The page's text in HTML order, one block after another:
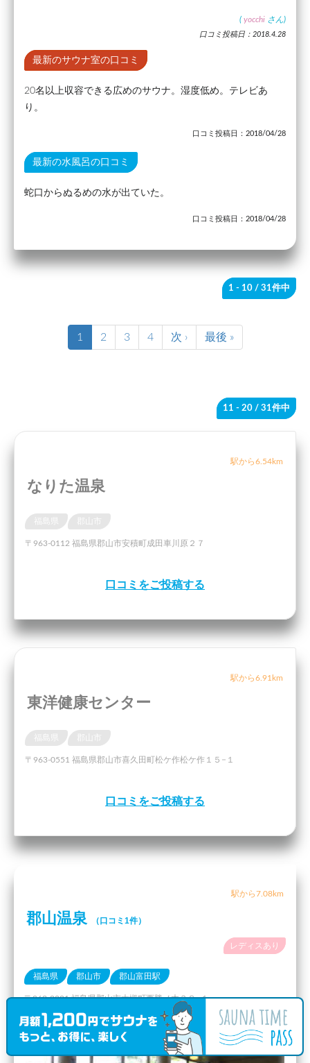
( yocchi さん)
口コミ投稿日：2018.4.28
最新のサウナ室の口コミ
20名以上収容できる広めのサウナ。湿度低め。テレビあ
り。
口コミ投稿日：2018/04/28
最新の水風呂の口コミ
蛇口からぬるめの水が出ていた。
口コミ投稿日：2018/04/28
1 - 10 / 31件中
1 2 3 4 次 › 最後 »
11 - 20 / 31件中
駅から6.54km
なりた温泉
〒963-0112 福島県郡山市安積町成田車川原２７
口コミをご投稿する
駅から6.91km
東洋健康センター
〒963-0551 福島県郡山市喜久田町松ケ作松ケ作１５−１
口コミをご投稿する
駅から7.08km
郡山温泉 （口コミ1件）
レディスあり
福島県 郡山市 郡山富田駅
〒963-0201 福島県郡山市大槻町西勝ノ木３８−１